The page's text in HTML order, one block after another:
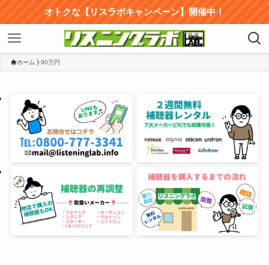
オトクな【リスラボキャンペーン】開催中！
ホーム 90万円